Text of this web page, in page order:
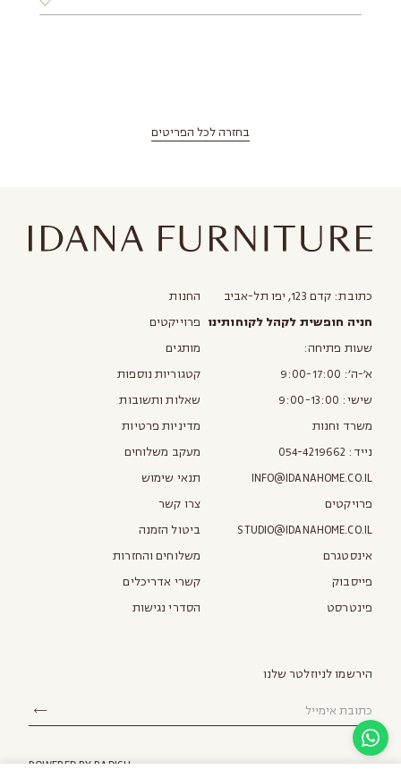
שלכם
בחזרה לכל הפריטים
כתובת: קדם 123, יפו תל-אביב
חניה חופשית לקהל לקוחותינו
שעות פתיחה:
א׳-ה׳: 9:00-17:00
שישי: 9:00-13:00
משרד וחנות
נייד: 054-4219662
INFO@IDANAHOME.CO.IL
פרויקטים
STUDIO@IDANAHOME.CO.IL
אינסטגרם
פייסבוק
פינטרסט
החנות
פרוייקטים
מותגים
קטגוריות נוספות
שאלות ותשובות
מדיניות פרטיות
מעקב משלוחים
תנאי שימוש
צרו קשר
ביטול הזמנה
משלוחים והחזרות
קשרי אדריכלים
הסדרי נגישות
הירשמו לניוזלטר שלנו
POWERED BYRADISH